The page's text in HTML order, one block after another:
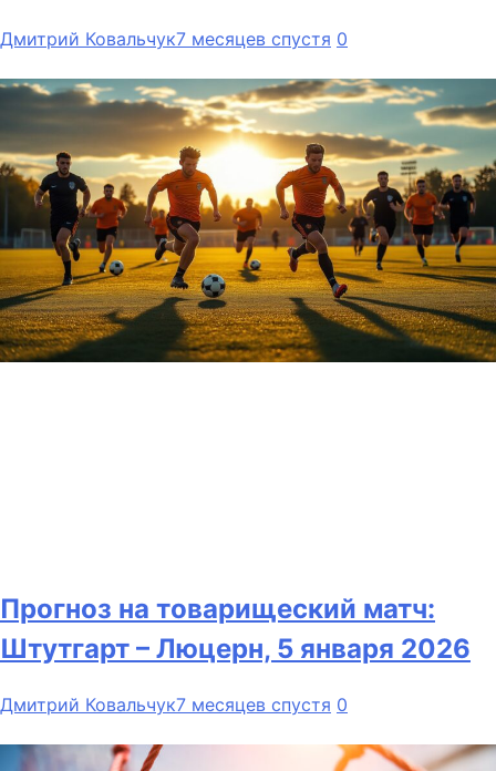
Дмитрий Ковальчук7 месяцев спустя 0
Прогноз на товарищеский матч:
Штутгарт – Люцерн, 5 января 2026
Дмитрий Ковальчук7 месяцев спустя 0